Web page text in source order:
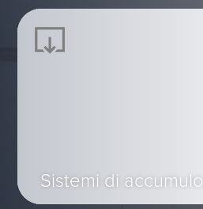
Sistemi di accumulo